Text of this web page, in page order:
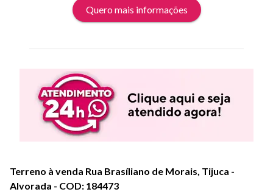
Quero mais informações
Terreno à venda Rua Brasíliano de Morais, Tijuca -
Alvorada - COD: 184473